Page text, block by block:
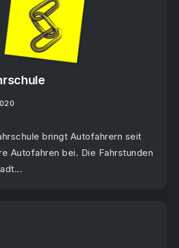
bringt Autofahrern seit
Autofahren bei. Die Fahrstunden